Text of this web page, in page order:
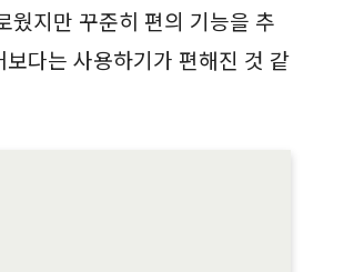
웠지만 꾸준히 편의 기능을 추
다는 사용하기가 편해진 것 같